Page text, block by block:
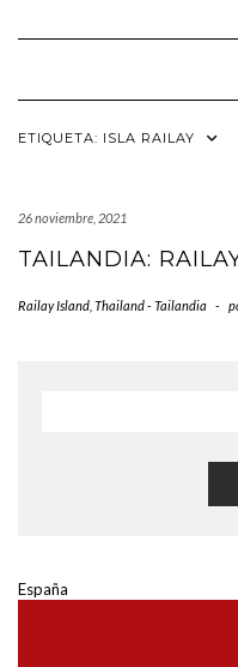
ETIQUETA: ISLA RAILAY
26 noviembre, 2021
TAILANDIA:
Railay Island Thailand - Tailandia -
España